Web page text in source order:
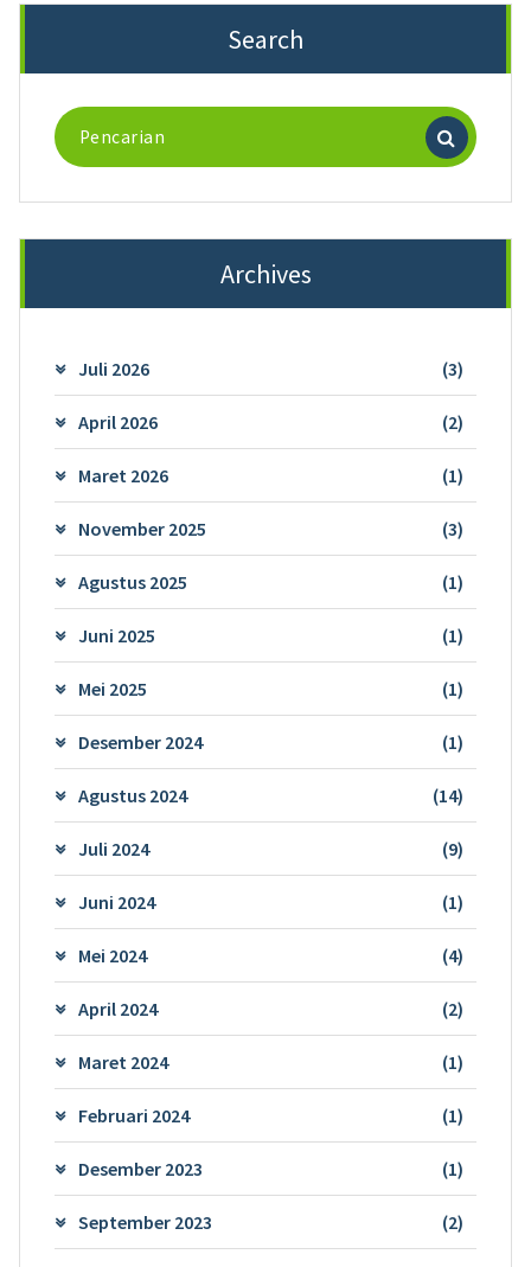
Search
Pencarian
untuk:
Archives
Juli 2026 (3)
April 2026 (2)
Maret 2026 (1)
November 2025 (3)
Agustus 2025 (1)
Juni 2025 (1)
Mei 2025 (1)
Desember 2024 (1)
Agustus 2024 (14)
Juli 2024 (9)
Juni 2024 (1)
Mei 2024 (4)
April 2024 (2)
Maret 2024 (1)
Februari 2024 (1)
Desember 2023 (1)
September 2023 (2)